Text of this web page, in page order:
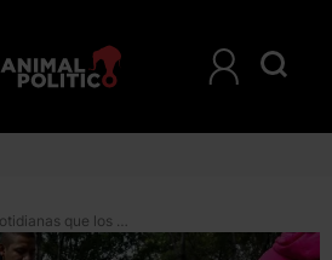
Las 12 actividades cotidianas que los mexicanos dejaron de hacer por la inseguridad